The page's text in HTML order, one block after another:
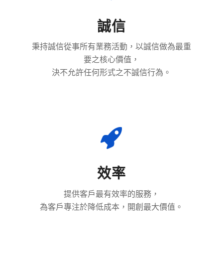
誠信
秉持誠信從事所有業務活動，以誠信做為最重
要之核心價值，
決不允許任何形式之不誠信行為。
效率
提供客戶最有效率的服務，
為客戶專注於降低成本，開創最大價值。